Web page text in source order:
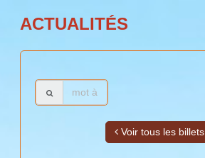
ACTUALITÉS
Voir tous les billets